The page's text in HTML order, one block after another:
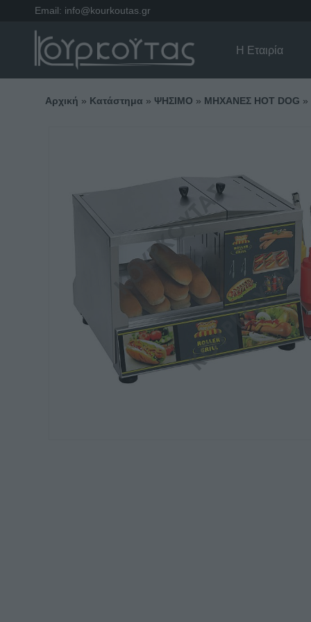
Email: info@kourkoutas.gr
Η Εταιρία
Αρχική » Κατάστημα » ΨΗΣΙΜΟ » ΜΗΧΑΝΕΣ HOT DOG »